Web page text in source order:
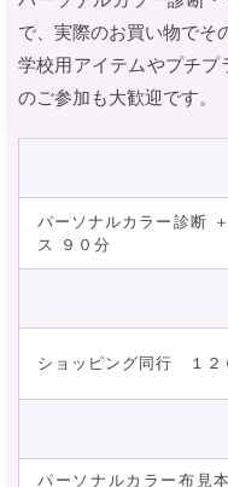
で、実際のお買い物でそ
学校用アイテムやプチ
のご参加も大歓迎です。
パーソナルカラー診断
ス ９０分
ショッピング同行 １２
パーソナルカラー布見